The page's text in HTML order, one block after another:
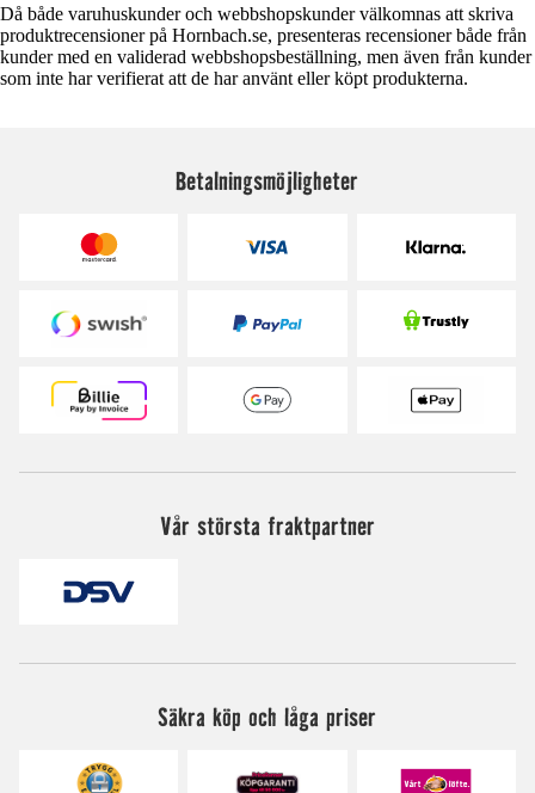
Då både varuhuskunder och webbshopskunder välkomnas att skriva
produktrecensioner på Hornbach.se, presenteras recensioner både från
kunder med en validerad webbshopsbeställning, men även från kunder
som inte har verifierat att de har använt eller köpt produkterna.
Betalningsmöjligheter
Vår största fraktpartner
Säkra köp och låga priser